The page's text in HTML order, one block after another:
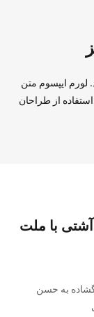
لورم ایپسوم متن
از طراحان
با ملت
گشاده به حسن